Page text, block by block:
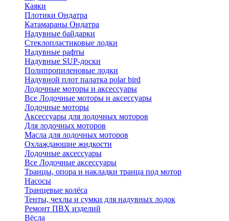
Каяки
Плотики Ондатра
Катамараны Ондатра
Надувные байдарки
Стеклопластиковые лодки
Надувные рафты
Надувные SUP-доски
Полипропиленовые лодки
Надувной плот палатка polar bird
Лодочные моторы и аксессуары
Все Лодочные моторы и аксессуары
Лодочные моторы
Аксессуары для лодочных моторов
Для лодочных моторов
Масла для лодочных моторов
Охлаждающие жидкости
Лодочные аксессуары
Все Лодочные аксессуары
Транцы, опора и накладки транца под мотор
Насосы
Транцевые колёса
Тенты, чехлы и сумки для надувных лодок
Ремонт ПВХ изделий
Вёсла